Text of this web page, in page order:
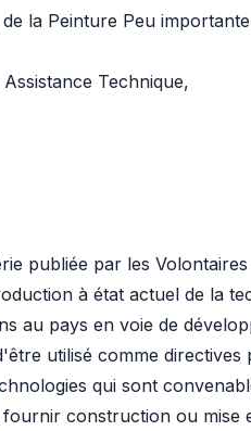
la Peinture Peu importante
Technique,
publiée par les
à état actuel de la
au pays en voie de
utilisé comme directives
qui sont
construction ou mise